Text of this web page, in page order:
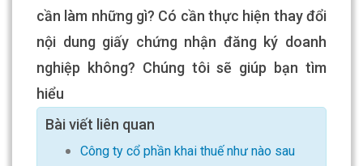
cần làm những gì? Có cần thực hiện thay đổi
nội dung giấy chứng nhận đăng ký doanh
nghiệp không? Chúng tôi sẽ giúp bạn tìm
hiểu
Bài viết liên quan
Công ty cổ phần khai thuế như nào sau